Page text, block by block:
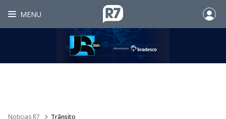
MENU
Noticias R7 Trânsito